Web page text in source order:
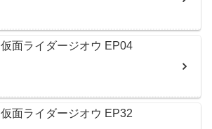
仮面ライダージオウ EP04
仮面ライダージオウ EP32